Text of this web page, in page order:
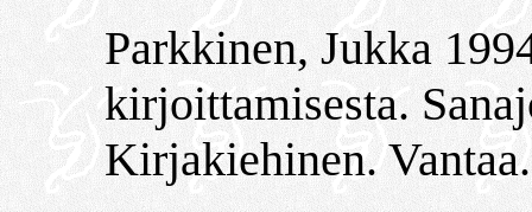
Parkkinen, Jukka
kirjoittamisesta.
Kirjakiehinen. Vantaa.